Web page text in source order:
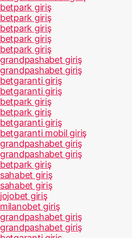
betpark giriş
betpark giriş
betpark giriş
betpark giriş
betpark giriş
grandpashabet giriş
grandpashabet giriş
betgaranti giriş
betgaranti giriş
betpark giriş
betpark giriş
betgaranti giriş
betgaranti mobil giriş
grandpashabet giriş
grandpashabet giriş
betpark giriş
sahabet giriş
sahabet giriş
jojobet giriş
milanobet giriş
grandpashabet giriş
grandpashabet giriş